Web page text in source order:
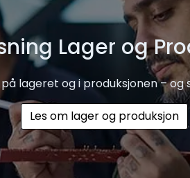
Lager og
lageret og i produksjonen – og
Les om lager og produksjon